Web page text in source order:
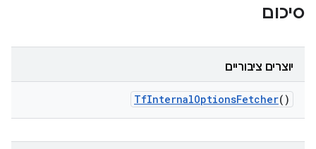
סיכום
יוצרים ציבוריים
TfInternalOptionsFetcher()